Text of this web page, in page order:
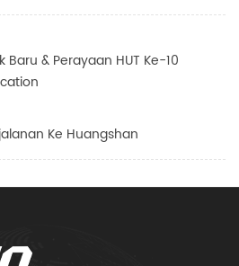
Baru & Perayaan HUT Ke-10
Ke Huangshan